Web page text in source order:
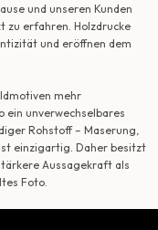
und unseren Kunden
zu erfahren. Holzdrucke
und eröffnen dem
mehr
ein unverwechselbares
Rohstoff – Maserung,
einzigartig. Daher besitzt
Aussagekraft als
Foto.